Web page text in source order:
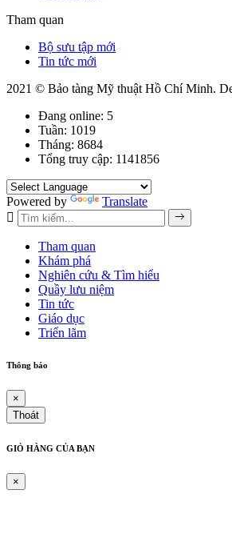
Tham quan
Bộ sưu tập mới
Tin tức mới
2021 © Bảo tàng Mỹ thuật Hồ Chí Minh.
Đang online: 5
Tuần: 1019
Tháng: 8684
Tổng truy cập: 1141856
Powered by Translate
Tham quan
Khám phá
Nghiên cứu & Tìm hiểu
Quầy lưu niệm
Tin tức
Giáo dục
Triển lãm
Thông báo
×
Thoát
GIỎ HÀNG CỦA BẠN
×